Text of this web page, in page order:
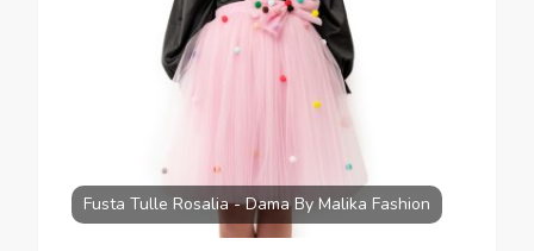
Fusta Tulle Rosalia - Dama By Malika Fashion